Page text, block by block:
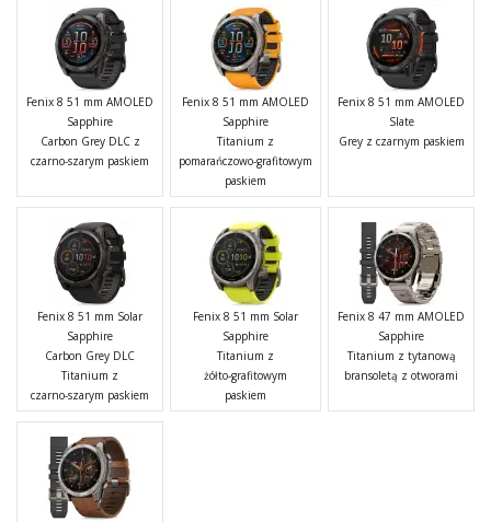
Fenix 8 51 mm AMOLED
Sapphire
Carbon Grey DLC z
czarno-szarym paskiem
Fenix 8 51 mm AMOLED
Sapphire
Titanium z
pomarańczowo-grafitowym
paskiem
Fenix 8 51 mm AMOLED
Slate
Grey z czarnym paskiem
Fenix 8 51 mm Solar
Sapphire
Carbon Grey DLC
Titanium z
czarno-szarym paskiem
Fenix 8 51 mm Solar
Sapphire
Titanium z
żółto-grafitowym
paskiem
Fenix 8 47 mm AMOLED
Sapphire
Titanium z tytanową
bransoletą z otworami